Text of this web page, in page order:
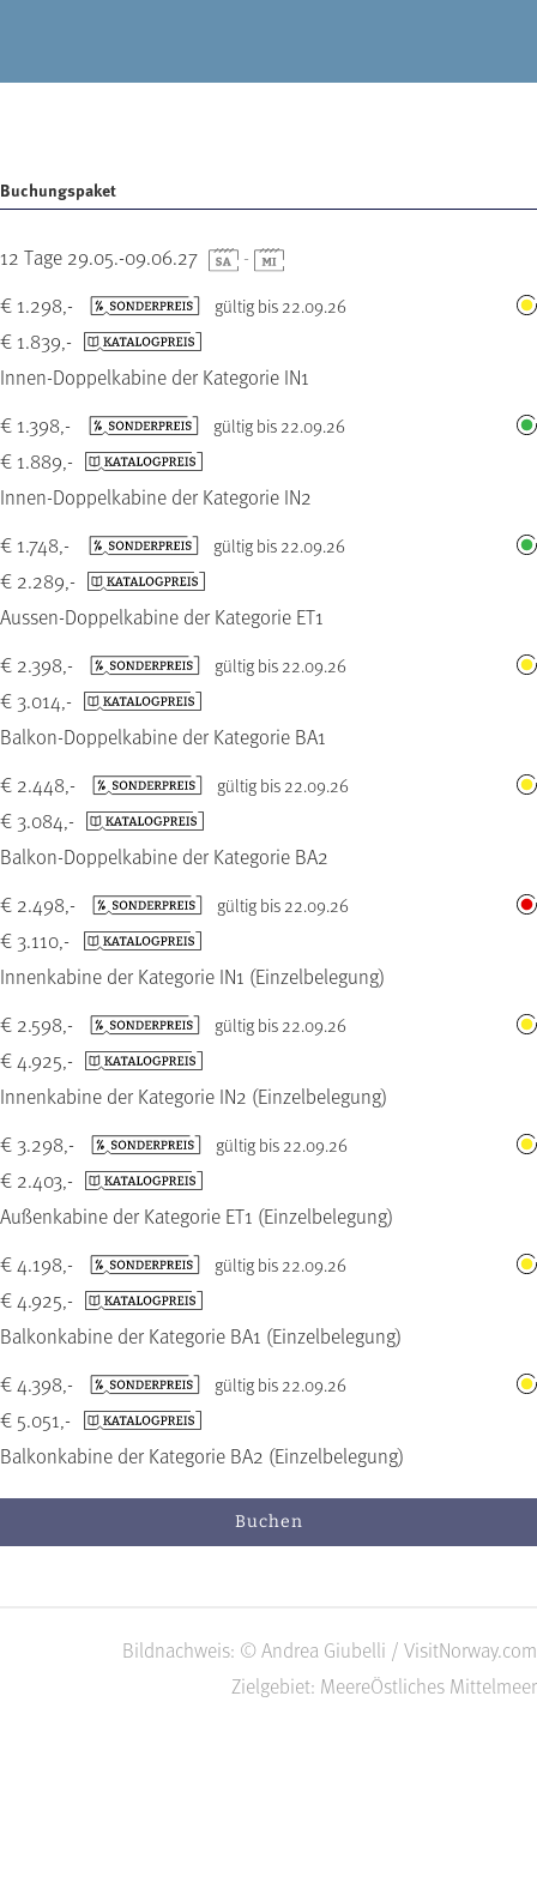
Buchungspaket
12 Tage 29.05.-09.06.27 -
Innen-Doppelkabine der Kategorie IN1
€ 1.298,- gültig bis 22.09.26
€ 1.839,-
Innen-Doppelkabine der Kategorie IN2
€ 1.398,- gültig bis 22.09.26
€ 1.889,-
Aussen-Doppelkabine der Kategorie ET1
€ 1.748,- gültig bis 22.09.26
€ 2.289,-
Balkon-Doppelkabine der Kategorie BA1
€ 2.398,- gültig bis 22.09.26
€ 3.014,-
Balkon-Doppelkabine der Kategorie BA2
€ 2.448,- gültig bis 22.09.26
€ 3.084,-
Innenkabine der Kategorie IN1 (Einzelbelegung)
€ 2.498,- gültig bis 22.09.26
€ 3.110,-
Innenkabine der Kategorie IN2 (Einzelbelegung)
€ 2.598,- gültig bis 22.09.26
€ 4.925,-
Außenkabine der Kategorie ET1 (Einzelbelegung)
€ 3.298,- gültig bis 22.09.26
€ 2.403,-
Balkonkabine der Kategorie BA1 (Einzelbelegung)
€ 4.198,- gültig bis 22.09.26
€ 4.925,-
Balkonkabine der Kategorie BA2 (Einzelbelegung)
€ 4.398,- gültig bis 22.09.26
€ 5.051,-
Buchen
Bildnachweis: © Andrea Giubelli / VisitNorway.com
Zielgebiet: MeereÖstliches Mittelmeer